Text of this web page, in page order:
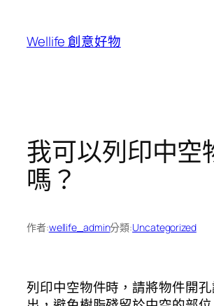
Wellife 創意好物
我可以列印中空
嗎？
作者:wellife_admin分類:Uncategorized
列印中空物件時，請將物件開